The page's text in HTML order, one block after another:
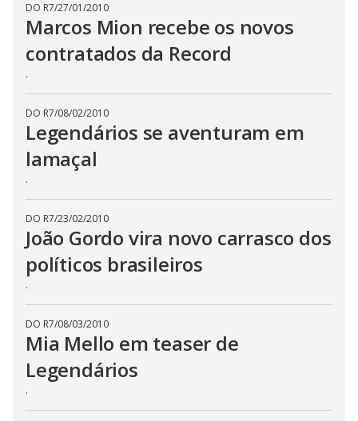
DO R7/27/01/2010
Marcos Mion recebe os novos
contratados da Record
.
DO R7/08/02/2010
Legendários se aventuram em
lamaçal
.
DO R7/23/02/2010
João Gordo vira novo carrasco dos
políticos brasileiros
.
DO R7/08/03/2010
Mia Mello em teaser de
Legendários
.